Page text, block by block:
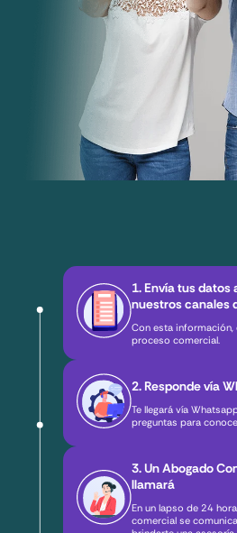
1. Envía tus datos
nuestros canales
Con esta información,
proceso comercial.
2. Responde vía
Te llegará vía
preguntas para
3. Un Abogado
llamará
En un lapso de 24
comercial se